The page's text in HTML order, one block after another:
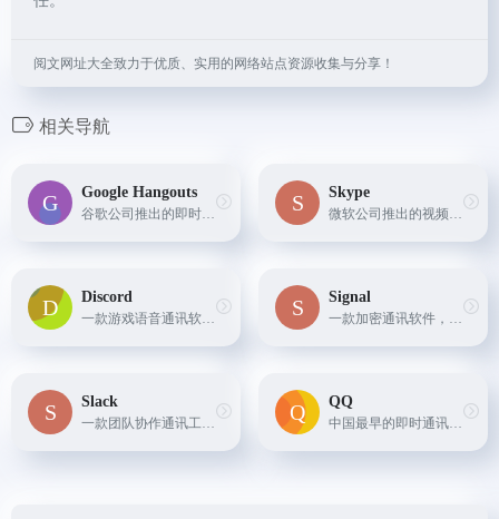
阅文网址大全致力于优质、实用的网络站点资源收集与分享！
相关导航
Google Hangouts
谷歌公司推出的即时通讯软件，支持文字、语音、视频等多种形式的通讯，同时提供云存储、群组聊天等功能。
Skype
微软公司推出的视频通话软件，支持文字、语音、视频等多种形式的通讯，同时提供会议系统、文件传输等功能。
Discord
一款游戏语音通讯软件，支持语音聊天和文字聊天，同时提供服务器管理、频道管理等功能。
Signal
一款加密通讯软件，支持文字、语音、视频等多种形式的通讯，同时提供端到端加密功能，保护用户隐私。
Slack
一款团队协作通讯工具，支持文字、语音、视频等多种形式的通讯，同时提供文件共享、任务管理等功能。
QQ
中国最早的即时通讯软件之一，支持文字、语音、视频等多种形式的通讯，同时提供空间、邮箱、游戏等功能。